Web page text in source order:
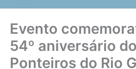
Evento
54º aniversário
Ponteiros do Rio